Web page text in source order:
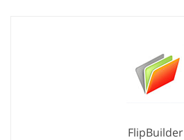
FlipBuilder